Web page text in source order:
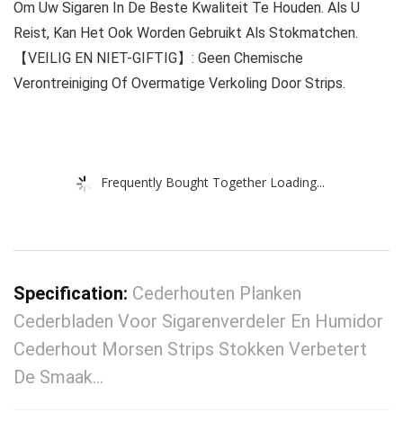
Om Uw Sigaren In De Beste Kwaliteit Te Houden. Als U
Reist, Kan Het Ook Worden Gebruikt Als Stokmatchen.
【VEILIG EN NIET-GIFTIG】: Geen Chemische
Verontreiniging Of Overmatige Verkoling Door Strips.
Frequently Bought Together Loading...
Specification: Cederhouten Planken
Cederbladen Voor Sigarenverdeler En Humidor
Cederhout Morsen Strips Stokken Verbetert
De Smaak…